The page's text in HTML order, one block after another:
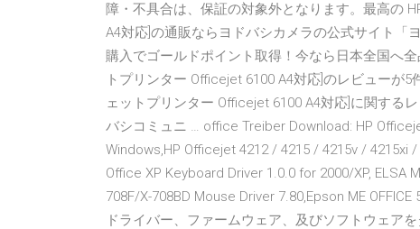
障・不具合は、保証の対象外となります。最高の
A4対応]の通販ならヨドバシカメラの公式サイト「
購入でゴールドポイント取得！今なら日本全国へ
トプリンター Officejet 6100 A4対応]のレビューが
ェットプリンター Officejet 6100 A4対応]に関する
バシコミュニ … office Treiber Download: HP
Windows,HP Officejet 4212 / 4215 / 4215v / 4215xi
Office XP Keyboard Driver 1.0.0 for 2000/XP, ELSA
708F/X-708BD Mouse Driver 7.80,Epson ME
ドライバー、ファームウェア、及びソフトウェア